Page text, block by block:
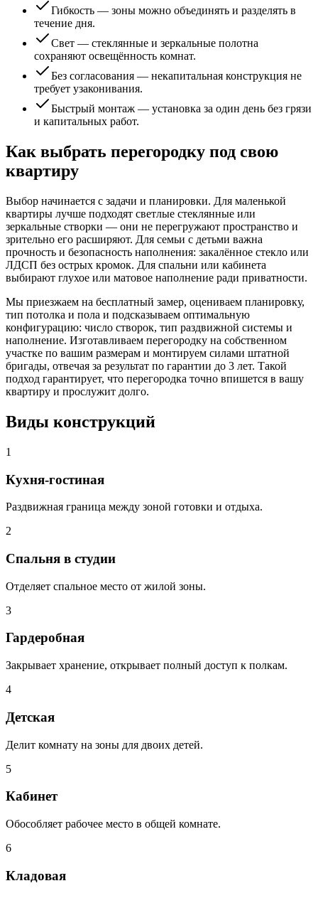
Гибкость — зоны можно объединять и разделять в
течение дня.
Свет — стеклянные и зеркальные полотна
сохраняют освещённость комнат.
Без согласования — некапитальная конструкция не
требует узаконивания.
Быстрый монтаж — установка за один день без грязи
и капитальных работ.
Как выбрать перегородку под свою
квартиру
Выбор начинается с задачи и планировки. Для маленькой
квартиры лучше подходят светлые стеклянные или
зеркальные створки — они не перегружают пространство и
зрительно его расширяют. Для семьи с детьми важна
прочность и безопасность наполнения: закалённое стекло или
ЛДСП без острых кромок. Для спальни или кабинета
выбирают глухое или матовое наполнение ради приватности.
Мы приезжаем на бесплатный замер, оцениваем планировку,
тип потолка и пола и подсказываем оптимальную
конфигурацию: число створок, тип раздвижной системы и
наполнение. Изготавливаем перегородку на собственном
участке по вашим размерам и монтируем силами штатной
бригады, отвечая за результат по гарантии до 3 лет. Такой
подход гарантирует, что перегородка точно впишется в вашу
квартиру и прослужит долго.
Виды конструкций
1
Кухня-гостиная
Раздвижная граница между зоной готовки и отдыха.
2
Спальня в студии
Отделяет спальное место от жилой зоны.
3
Гардеробная
Закрывает хранение, открывает полный доступ к полкам.
4
Детская
Делит комнату на зоны для двоих детей.
5
Кабинет
Обособляет рабочее место в общей комнате.
6
Кладовая